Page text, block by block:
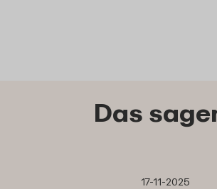
Das
17-11-2025